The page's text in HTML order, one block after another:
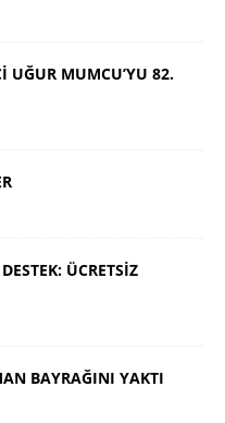
UĞUR MUMCU’YU 82.
ÜCRETSİZ
BAYRAĞINI YAKTI